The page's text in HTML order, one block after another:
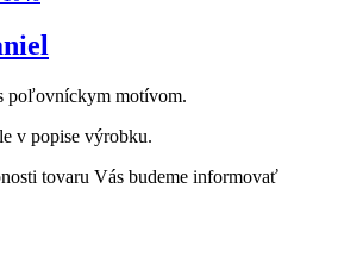
poľovníckym motívom.
v popise výrobku.
tovaru Vás budeme informovať